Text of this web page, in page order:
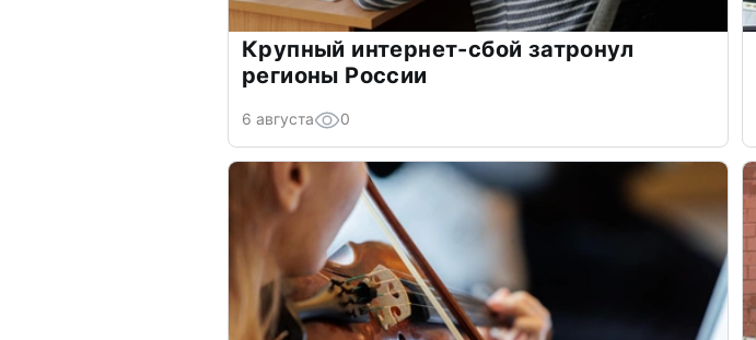
Крупный интернет-сбой затронул
регионы России
6 августа 0